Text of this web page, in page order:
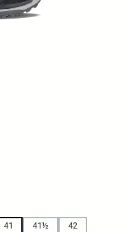
41 41½ 42